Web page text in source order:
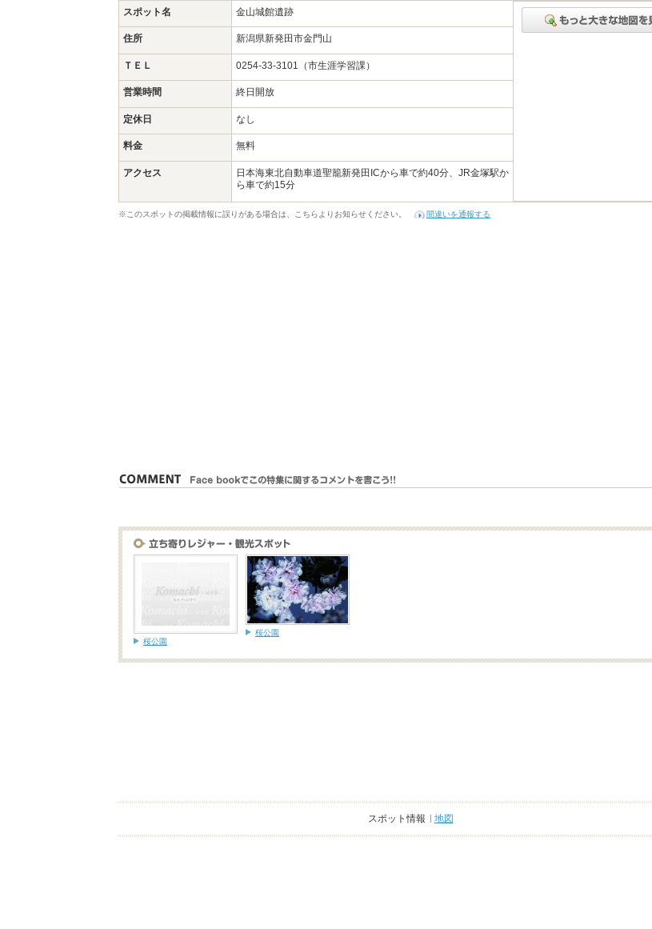
スポット名 金山城館遺跡
住所 新潟県新発田市金門山
ＴＥＬ 0254-33-3101（市生涯学習課）
営業時間 終日開放
定休日 なし
料金 無料
アクセス
日本海東北自動車道聖籠新発田ICから車で約40分、JR金塚駅か
ら車で約15分
※このスポットの掲載情報に誤りがある場合は、こちらよりお知らせください。 間違いを通報する
桜公園
桜公園
スポット情報 地図